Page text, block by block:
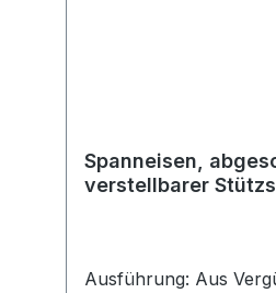
Spanneisen,
verstellbarer
Ausführung: Aus Vergütungsstahl,